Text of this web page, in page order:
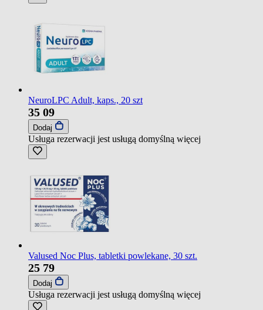
NeuroLPC Adult, kaps., 20 szt
35 09
Dodaj
Usługa rezerwacji jest usługą domyślną więcej
Valused Noc Plus, tabletki powlekane, 30 szt.
25 79
Dodaj
Usługa rezerwacji jest usługą domyślną więcej